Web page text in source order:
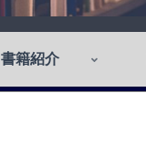
書籍紹介